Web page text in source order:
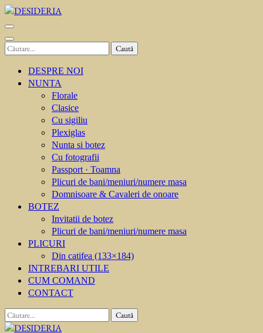
Sari
la
conținut
(apasă
Caută
DESPRE NOI
NUNTA
Florale
Clasice
Cu sigiliu
Plexiglas
Nunta si botez
Cu fotografii
Passport · Toamna
Plicuri de bani/meniuri/numere masa
Domnisoare & Cavaleri de onoare
BOTEZ
Invitatii de botez
Plicuri de bani/meniuri/numere masa
PLICURI
Din catifea (133×184)
INTREBARI UTILE
CUM COMAND
CONTACT
Caută
după: